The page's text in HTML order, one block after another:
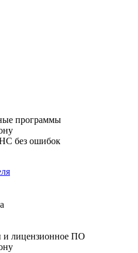
программы
без ошибок
и лицензионное ПО